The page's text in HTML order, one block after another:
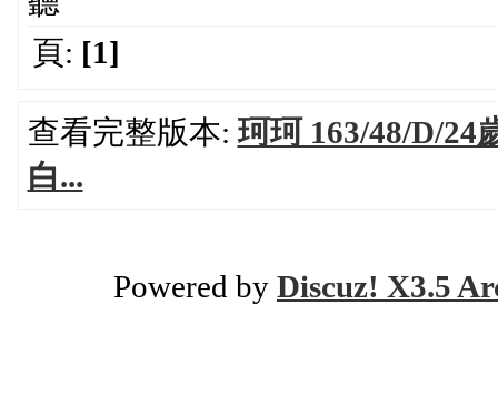
頁: [1]
查看完整版本:珂珂 163/48/D/24
白...
Powered by Discuz! X3.5